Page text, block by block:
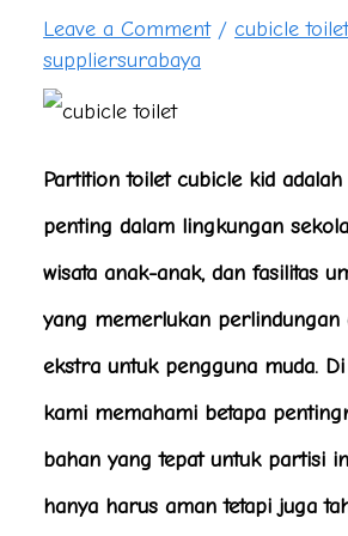
Leave a Comment /cubicle
suppliersurabaya
Partition toilet cubicle kid adalah
penting dalam lingkungan
wisata anak-anak, dan fasilitas
yang memerlukan perlindungan
ekstra untuk pengguna muda.
kami memahami betapa
bahan yang tepat untuk partisi
hanya harus aman tetapi juga
: